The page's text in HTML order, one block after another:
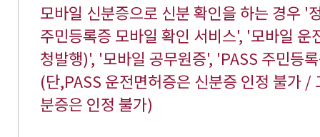
모바일 신분증으로 신분 확인을 하는 경우 '
주민등록증 모바일 확인 서비스', '모바일 운
청발행)', '모바일 공무원증', 'PASS 주민등
(단,PASS 운전면허증은 신분증 인정 불가 /
분증은 인정 불가)